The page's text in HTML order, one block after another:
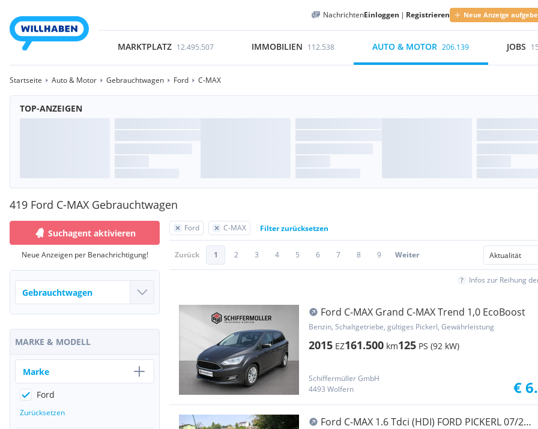
NachrichtenEinloggen | Registrieren Neue Anzeige
MARKTPLATZ 12.495.507 IMMOBILIEN 112.538 AUTO & MOTOR 206.139 JOBS
Startseite Auto & Motor Gebrauchtwagen Ford C-MAX
TOP-ANZEIGEN
419 Ford C-MAX Gebrauchtwagen
Ford C-MAX Filter zurücksetzen
Zurück 1 2 3 4 5 6 7 8 9 Weiter
Infos zur Reihung
Ford C-MAX Grand C-MAX Trend 1,0 EcoBoost
Benzin, Schaltgetriebe, gültiges Pickerl, Gewährleistung
2015 EZ161.500 km125 PS (92 kW)
Schiffermüller GmbH
4493 Wolfern
€
Ford C-MAX 1.6 Tdci (HDI) FORD PICKERL 07/27
Suchagent aktivieren
Neue Anzeigen per Benachrichtigung!
MARKE & MODELL
Marke
Ford
Zurücksetzen